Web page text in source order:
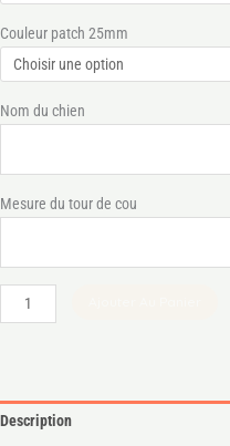
Couleur patch 25mm
Nom du chien
Mesure du tour de cou
Description